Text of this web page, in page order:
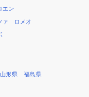
エン
ァ ロメオ
山形県 福島県